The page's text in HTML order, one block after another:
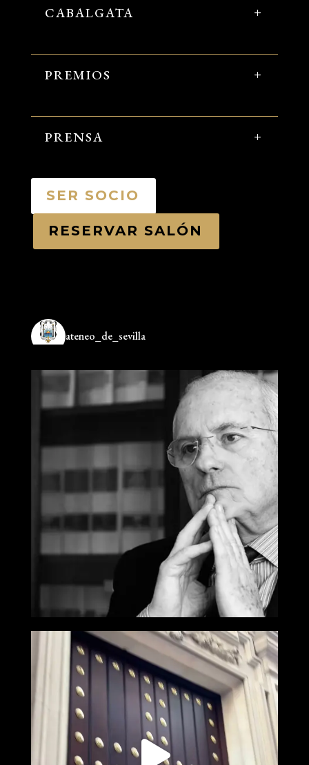
CABALGATA
PREMIOS
PRENSA
SER SOCIO
RESERVAR SALÓN
ateneo_de_sevilla